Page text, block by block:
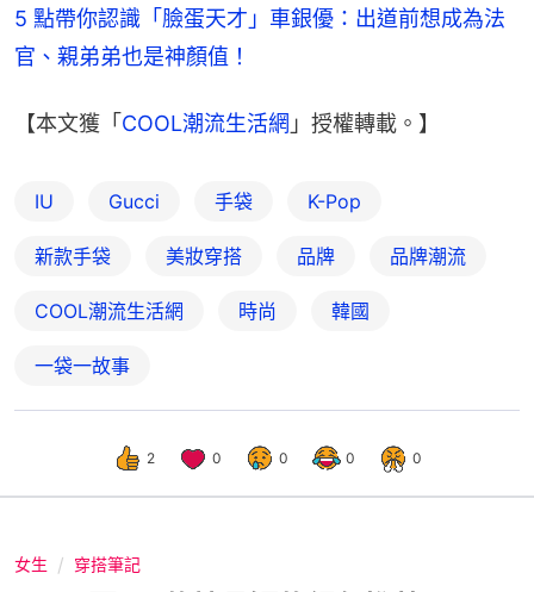
5 點帶你認識「臉蛋天才」車銀優：出道前想成為法
官、親弟弟也是神顏值！
【本文獲「COOL潮流生活網 」授權轉載。】
IU Gucci 手袋 K-Pop
新款手袋 美妝穿搭 品牌 品牌潮流
COOL潮流生活網 時尚 韓國
一袋一故事
2 0 0 0 0
女生 穿搭筆記